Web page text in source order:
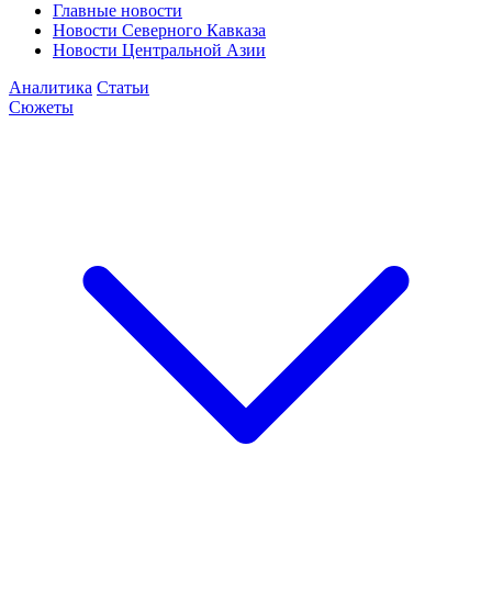
Главные новости
Новости Северного Кавказа
Новости Центральной Азии
Аналитика Статьи
Сюжеты